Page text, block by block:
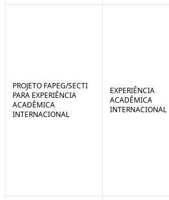
PROJETO FAPEG/SECTI
PARA EXPERIÊNCIA
ACADÊMICA
INTERNACIONAL
EXPERIÊNCIA
ACADÊMICA
INTERNACIONAL